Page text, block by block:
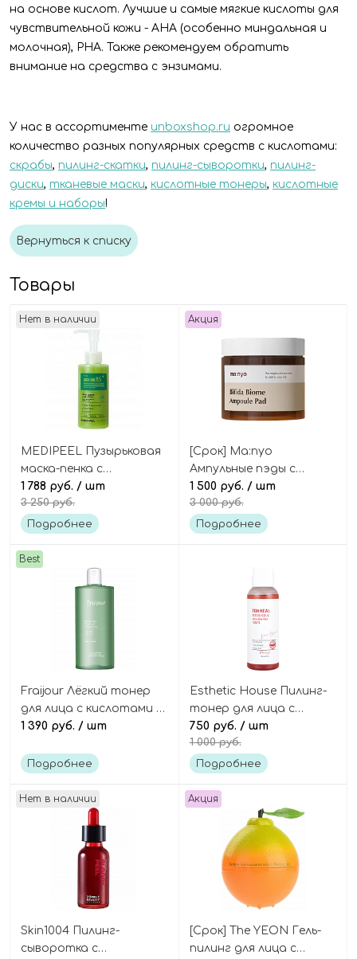
на основе кислот. Лучшие и самые мягкие кислоты для
чувствительной кожи - AHA (особенно миндальная и
молочная), PHA. Также рекомендуем обратить
внимание на средства с энзимами.
У нас в ассортименте unboxshop.ru огромное
количество разных популярных средств с кислотами:
скрабы, пилинг-скатки, пилинг-сыворотки, пилинг-
диски, тканевые маски, кислотные тонеры, кислотные
кремы и наборы!
Вернуться к списку
Товары
Нет в наличии
MEDIPEEL Пузырьковая
маска-пенка с
кислотами и центеллой
для очищения кожи,
Phyto Cica-Nol B5 AHA
Deep Cleanser
1 788 руб. / шт
3 250 руб.
Подробнее
Акция
[Срок] Ma:nyo
Ампульные пэды с
бифидобактериями и
кислотами, 70 шт,
Bifida Biome Ampoule
1 500 руб. / шт
3 000 руб.
Подробнее
Best
Fraijour Лёгкий тонер
для лица с кислотами и
травами, Original Herb
Toner
1 390 руб. / шт
Подробнее
Esthetic House Пилинг-
тонер для лица с
кислотами Toxheal Red
Glycolic AHA, BHA, PHA
Toner
750 руб. / шт
1 000 руб.
Подробнее
Нет в наличии
Skin1004 Пилинг-
сыворотка с
Акция
[Срок] The YEON Гель-
пилинг для лица с